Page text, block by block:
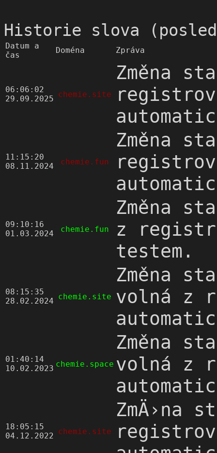
Historie slova
Datum a
čas
Doména Zpráva
06:06:02
29.09.2025 chemie.site
Změna
11:15:20
08.11.2024
chemie.fun
Změna
09:10:16
01.03.2024
chemie.fun
Změna
z
testem.
08:15:35
28.02.2024 chemie.site
Změna
volná z
01:40:14
10.02.2023 chemie.space
Změna
volná z
18:05:15
04.12.2022 chemie.site
ZmÄ›na